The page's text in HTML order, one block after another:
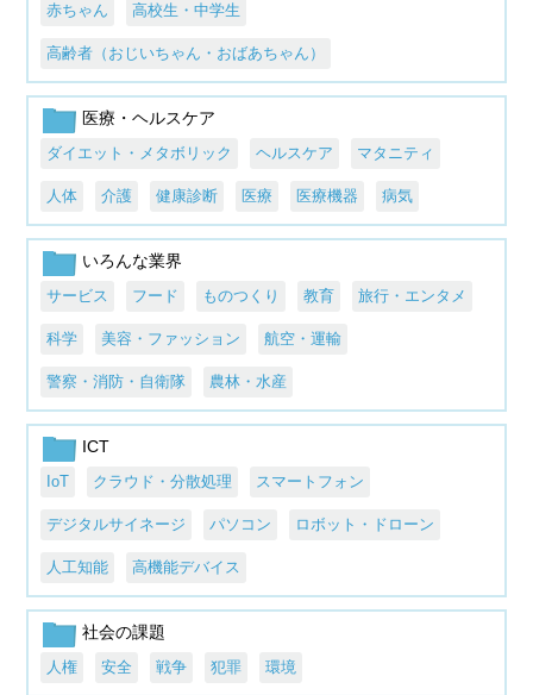
赤ちゃん 高校生・中学生
高齢者（おじいちゃん・おばあちゃん）
医療・ヘルスケア
ダイエット・メタボリック ヘルスケア マタニティ
人体 介護 健康診断 医療 医療機器 病気
いろんな業界
サービス フード ものつくり 教育 旅行・エンタメ
科学 美容・ファッション 航空・運輸
警察・消防・自衛隊 農林・水産
ICT
IoT クラウド・分散処理 スマートフォン
デジタルサイネージ パソコン ロボット・ドローン
人工知能 高機能デバイス
社会の課題
人権 安全 戦争 犯罪 環境